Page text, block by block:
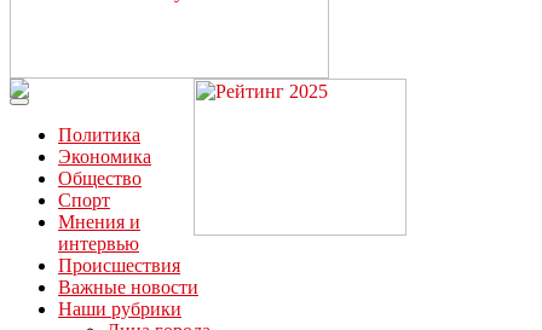
Читайте последние новости дня в Тульской области на сайте
“ЗаНовомосковск”
Политика
Экономика
Общество
Спорт
Мнения и
интервью
Происшествия
Важные новости
Наши рубрики